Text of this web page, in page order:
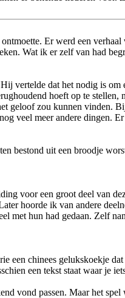
Er werd een
Wat ik er zelf van had
vertelde dat het nodig is om
hoeft op te
geloof zou kunnen vinden.
veel meer andere dingen.
bestond uit een broodje
voor een groot deel van
hoorde ik van andere
met hun had gedaan. Zelf
een chinees gelukskoekje
een tekst staat waar je
vond passen. Maar het